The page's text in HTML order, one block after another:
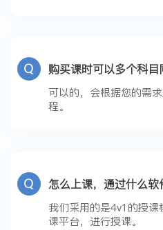
购买课时可以多个科目
可以的，会根据您的需
程。
怎么上课，通过什么软
我们采用的是4v1的授
课平台，进行授课。